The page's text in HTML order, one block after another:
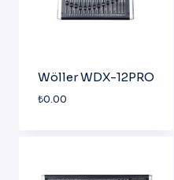
Wöller WDX-12PRO
₺0.00